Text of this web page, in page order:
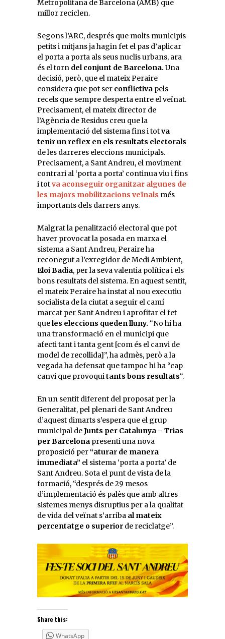
Metropolitana de Barcelona (AMB) que
millor reciclen.
Segons l’ARC, després que molts municipis
petits i mitjans ja hagin fet el pas d’aplicar
el porta a porta als seus nuclis urbans, ara
és el torn del conjunt de Barcelona. Una
decisió, però, que el mateix Peraire
considera que pot ser conflictiva pels
recels que sempre desperta entre el veïnat.
Precisament, el mateix director de
l’Agència de Residus creu que la
implementació del sistema fins i totva
tenir un reflex en els resultats electorals
de les darreres eleccions municipals.
Precisament, a Sant Andreu, el moviment
contrari al ‘porta a porta’ continua viu i fins
i totva aconseguir organitzar algunes de
les majors mobilitzacions veïnals més
importants dels darrers anys.
Malgrat la penalització electoral que pot
haver provocat la posada en marxa el
sistema a Sant Andreu, Peraire ha
reconegut a l’exregidor de Medi Ambient,
Eloi Badia, per la seva valentia política i els
bons resultats del sistema. En aquest sentit,
el mateix Peraire ha instat al nou executiu
socialista de la ciutat a seguir el camí
marcat per Sant Andreu i aprofitar el fet
queles eleccions queden lluny. “No hi ha
una transformació en el municipi que
afecti tant i tanta gent [com és el canvi de
model de recollida]”, ha admès, però a la
vegada ha defensat que tampoc hi ha “cap
canvi que provoquitants bons resultats“.
En un sentit diferent del proposat per la
Generalitat, pel plenari de Sant Andreu
d’aquest dimarts s’espera que el grup
municipal deJunts per Catalunya – Trias
per Barcelona presenti una nova
proposició per“aturar de manera
immediata” el sistema ‘porta a porta’ de
Sant Andreu. Sota el punt de vista de la
formació, “després de 29 mesos
d’implementació és palès que amb altres
sistemes menys disruptius per a la qualitat
de vida del veïnat s’arriba al mateix
percentatge o superior de reciclatge”.
Share this:
WhatsApp